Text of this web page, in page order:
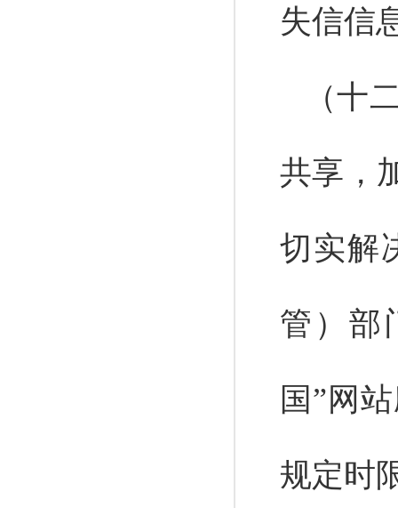
失信信
（十
共享，
切实解
管）部
国”网
规定时